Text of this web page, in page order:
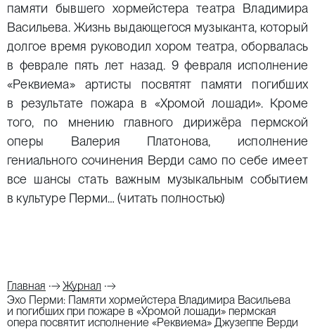
памяти бывшего хормейстера театра Владимира
Васильева. Жизнь выдающегося музыканта, который
долгое время руководил хором театра, оборвалась
в феврале пять лет назад. 9 февраля исполнение
«Реквиема» артисты посвятят памяти погибших
в результате пожара в «Хромой лошади». Кроме
того, по мнению главного дирижёра пермской
оперы Валерия Платонова, исполнение
гениального сочинения Верди само по себе имеет
все шансы стать важным музыкальным событием
в культуре Перми…(читать полностью)
Главная
Журнал
Эхо Перми: Памяти хормейстера Владимира Васильева
и погибших при пожаре в «Хромой лошади» пермская
опера посвятит исполнение «Реквиема» Джузеппе Верди